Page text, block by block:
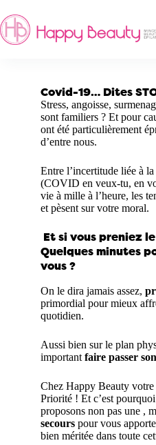
Covid-19… Dites
Stress, angoisse,
sont familiers ? Et pour
ont été particulièrement
d’entre nous.
Entre l’incertitude liée à
(COVID en veux-tu, en
vie à mille à l’heure, les
et pèsent sur votre moral.
Et si vous preniez
Quelques minutes
vous ?
On le dira jamais assez,
primordial pour mieux
quotidien.
Aussi bien sur le plan
important faire passer
Chez Happy Beauty votre
Priorité ! Et c’est
proposons non pas une ,
secourspour vous
bien méritée dans toute